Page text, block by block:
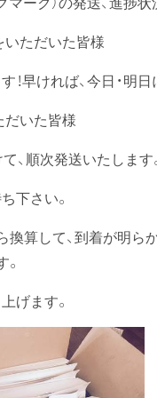
ただいた皆様
早ければ、今日・明
いた皆様
て、順次発送いたしま
下さい。
換算して、到着が明
げます。